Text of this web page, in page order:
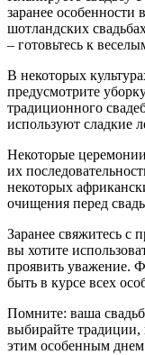
заранее
шотландских
– готовьтесь к
В некоторых
предусмотрите
традиционного
используют сладкие
Некоторые
их
некоторых
очищения перед
Заранее свяжитесь с
вы хотите
проявить уважение.
быть в курсе всех
Помните: ваша
выбирайте традиции,
этим особенным